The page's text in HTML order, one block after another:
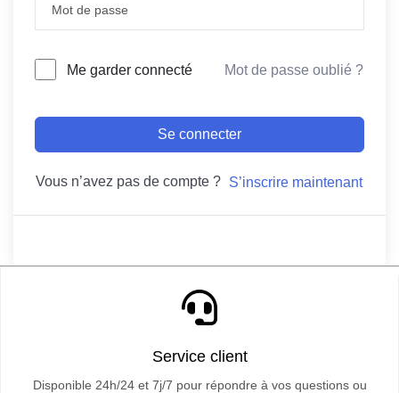
Me garder connecté Mot de passe oublié ?
Se connecter
Vous n’avez pas de compte ? S’inscrire maintenant
Service client
Disponible 24h/24 et 7j/7 pour répondre à vos questions ou